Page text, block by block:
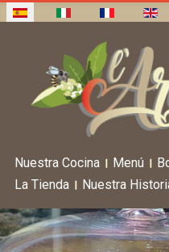
Nuestra Cocina Menú
La Tienda
Nuestra